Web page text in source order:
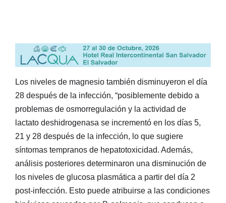
Los niveles de magnesio también disminuyeron el día
28 después de la infección, “posiblemente debido a
problemas de osmorregulación y la actividad de
lactato deshidrogenasa se incrementó en los días 5,
21 y 28 después de la infección, lo que sugiere
síntomas tempranos de hepatotoxicidad. Además,
análisis posteriores determinaron una disminución de
los niveles de glucosa plasmática a partir del día 2
post-infección. Esto puede atribuirse a las condiciones